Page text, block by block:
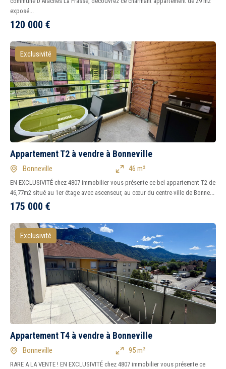
exposé...
120 000 €
Exclusivité
Appartement T2 à vendre à Bonneville
Bonneville 46 m²
EN EXCLUSIVITÉ chez 4807 immobilier vous présente ce bel appartement T2 de
46,77m2 situé au 1er étage avec ascenseur, au cœur du centre-ville de Bonne...
175 000 €
Exclusivité
Appartement T4 à vendre à Bonneville
Bonneville 95 m²
RARE A LA VENTE ! EN EXCLUSIVITÉ chez 4807 immobilier vous présente ce